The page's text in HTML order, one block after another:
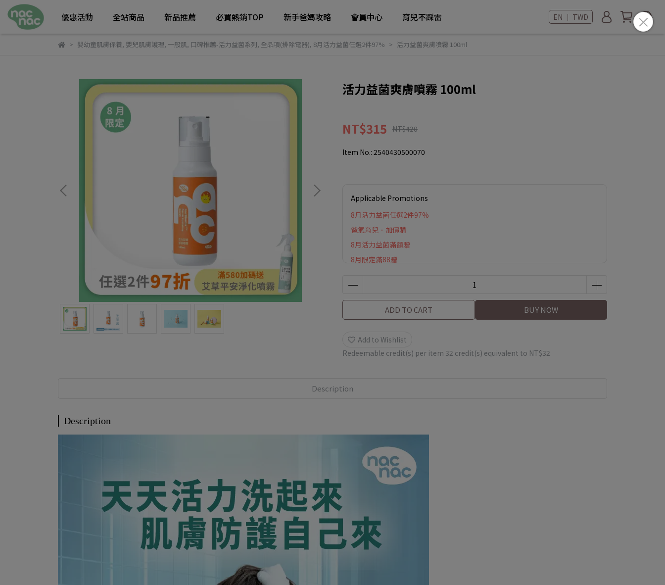
優惠活動 全站商品 新品推薦 必買熱銷TOP 新手爸媽攻略 會員中心 育兒不踩雷 EN ｜ TWD
嬰幼童肌膚保養, 嬰兒肌膚護理, 一般肌, 口碑推薦-活力益菌系列, 全品項(排除電器), 8月活力益菌任選2件97% 活力益菌爽膚噴霧 100ml
活力益菌爽膚噴霧 100ml
NT$315 NT$420
Item No.: 2540430500070
Applicable Promotions
8月活力益菌任選2件97%
爸氣育兒．加價購
8月活力益菌滿額贈
8月限定滿88贈
ADD TO CART BUY NOW
Add to Wishlist
Redeemable credit(s) per item 32 credit(s) equivalent to NT$32
Description
Description